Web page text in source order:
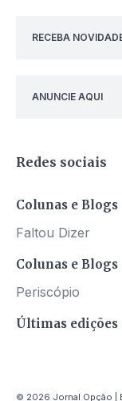
RECEBA
ANUNCIE AQUI
Redes sociais
Colunas e Blogs
Faltou Dizer
Colunas e Blogs
Periscópio
Últimas edições
© 2026 Jornal Opção |